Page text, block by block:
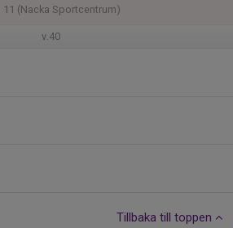
(Nacka Sportcentrum)
v.40
Tillbaka till toppen